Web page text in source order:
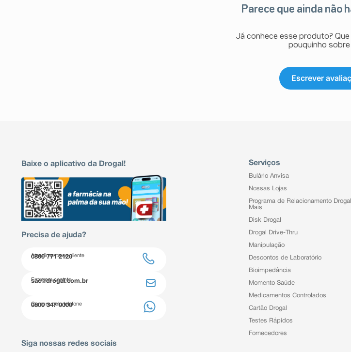
Parece que ainda não
Já conhece esse produto?
pouquinho sobre
Escrever
Baixe o aplicativo da Drogal!
Precisa de ajuda?
Atendimento ao cliente
0800 771 2120
Entre em contato
sac@drogal.com.br
Compre pelo telefone
0800 347 0000
Siga nossas redes sociais
Serviços
Bulário Anvisa
Nossas Lojas
Programa de Relacionamento Drogal
Mais
Disk Drogal
Drogal Drive-Thru
Manipulação
Descontos de Laboratório
Bioimpedância
Momento Saúde
Medicamentos Controlados
Cartão Drogal
Testes Rápidos
Fornecedores